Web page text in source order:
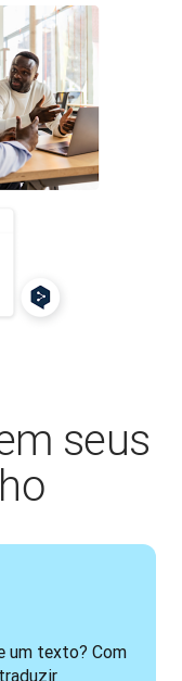
seus
um texto? Com